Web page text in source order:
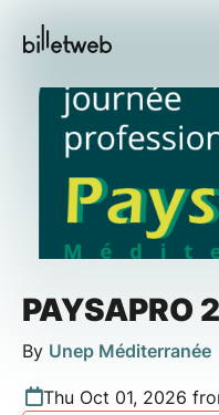
PAYSAPRO
By Unep Méditerranée
Thu Oct 01, 2026